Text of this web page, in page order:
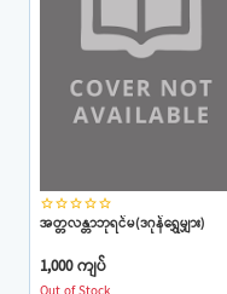
star_borderstar_borderstar_borderstar_borderstar_border
အတ္တလန္တာဘုရင်မ(ဒဂုန်ရွှေမျှား)
1,000 ကျပ်